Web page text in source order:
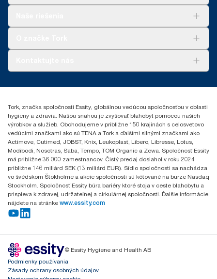
Essity Slovakia s.r.o.
049 12 Gemerská Hôrka
Tork, značka spoločnosti Essity, globálnou vedúcou spoločnosťou v oblasti
hygieny a zdravia. Našou snahou je zvyšovať blahobyt pomocou našich
výrobkov a služieb. Obchodujeme v približne 150 krajinách s celosvetovo
vedúcimi značkami ako sú TENA a Tork a ďalšími silnými značkami ako
Actimove, Cutimed, JOBST, Knix, Leukoplast, Libero, Libresse, Lotus,
Modibodi, Nosotras, Saba, Tempo, TOM Organic a Zewa. Spoločnosť Essity
má približne 36 000 zamestnancov. Čistý predaj dosiahol v roku 2024
približne 146 miliárd SEK (13 miliárd EUR). Sídlo spoločnosti sa nachádza
vo švédskom Štokholme a akcie spoločnosti sú kótované na burze Nasdaq
Stockholm. Spoločnosť Essity búra bariéry ktoré stoja v ceste blahobytu a
prispieva k zdravej, udržateľnej a cirkulárnej spoločnosti. Ďalšie informácie
nájdete na stránke www.essity.com
© Essity Hygiene and Health AB
Podmienky používania
Zásady ochrany osobných údajov